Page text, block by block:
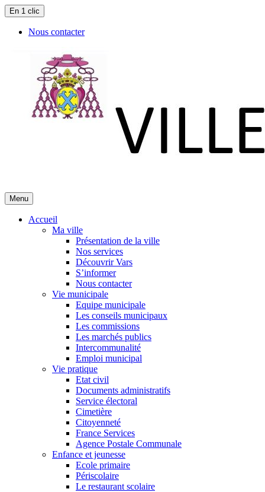
En 1 clic
Nous contacter
Menu
Accueil
Ma ville
Présentation de la ville
Nos services
Découvrir Vars
S’informer
Nous contacter
Vie municipale
Equipe municipale
Les conseils municipaux
Les commissions
Les marchés publics
Intercommunalité
Emploi municipal
Vie pratique
Etat civil
Documents administratifs
Service électoral
Cimetière
Citoyenneté
France Services
Agence Postale Communale
Enfance et jeunesse
Ecole primaire
Périscolaire
Le restaurant scolaire